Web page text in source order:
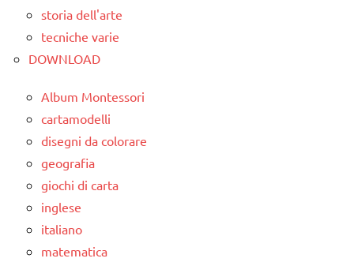
SCIENZE
TUTTI GLI
ARGOMENTI
TUTTI GLI
SCIENZE
TUTTI GLI
ARGOMENTI
TUTTI GLI
storia dell'arte
tecniche varie
DOWNLOAD
Album Montessori
cartamodelli
disegni da colorare
geografia
giochi di carta
inglese
italiano
matematica